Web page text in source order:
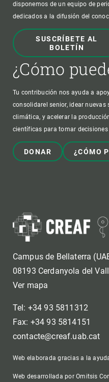
disponemos de un equipo de
dedicados a la difusión del
SUSCRÍBETE AL
BOLETÍN
¿Cómo
Tu contribución nos ayuda a
consolidarel senior, idear
climática, y acelerar la
científicas para tomar
DONAR ¿CÓMO
Campus de Bellaterra
08193 Cerdanyola del
Ver mapa
Tel: +34 93 5811312
Fax: +34 93 5814151
contacte@creaf.uab.cat
Web elaborada gracias a la
Web desarrollada por Omitsis